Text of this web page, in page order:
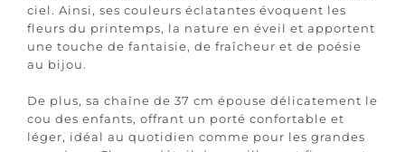
ciel. Ainsi, ses couleurs éclatantes évoquent les
fleurs du printemps, la nature en éveil et apportent
une touche de fantaisie, de fraîcheur et de poésie
au bijou.
De plus, sa chaîne de 37 cm épouse délicatement le
cou des enfants, offrant un porté confortable et
léger, idéal au quotidien comme pour les grandes